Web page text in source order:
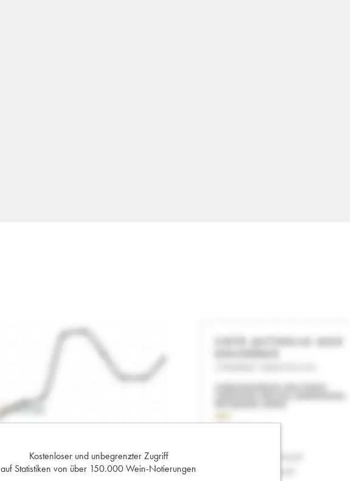
Kostenloser und unbegrenzter Zugriff
auf Statistiken von über 150.000 Wein-Notierungen